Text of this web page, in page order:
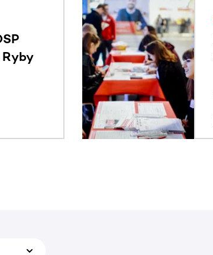
lub przesuń palcem, aby zobaczyć więcej.
Ryby